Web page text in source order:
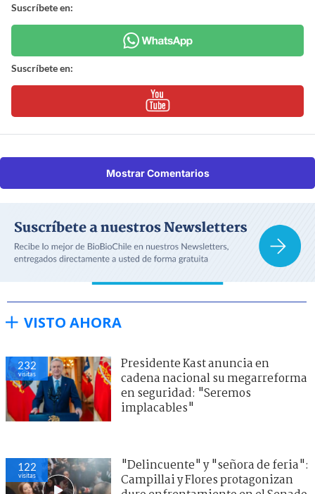
Suscríbete en:
Suscríbete en:
Mostrar Comentarios
VISTO AHORA
232
visitas
Presidente Kast anuncia en
cadena nacional su megarreforma
en seguridad: "Seremos
implacables"
122
visitas
"Delincuente" y "señora de feria":
Campillai y Flores protagonizan